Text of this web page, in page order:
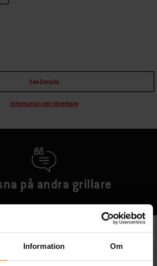
Information Om
See Details
Information om tillverkare
på andra grillare